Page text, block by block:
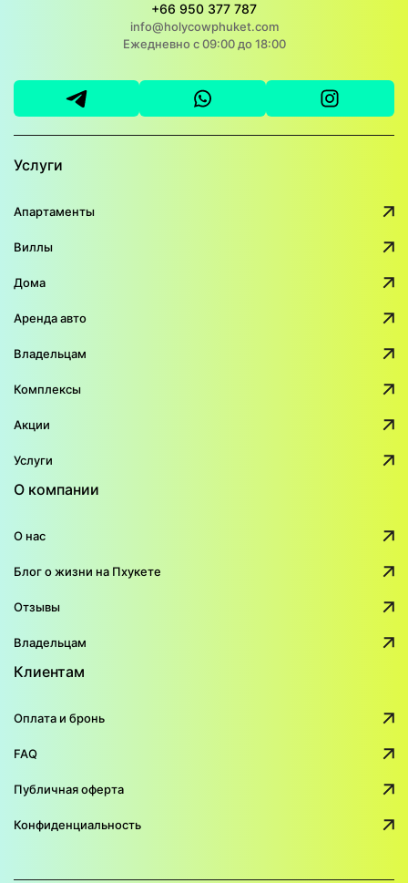
+66 950 377 787
info@holycowphuket.com
Ежедневно с 09:00 до 18:00
Услуги
Апартаменты
Виллы
Дома
Аренда авто
Владельцам
Комплексы
Акции
Услуги
О компании
О нас
Блог о жизни на Пхукете
Отзывы
Владельцам
Клиентам
Оплата и бронь
FAQ
Публичная оферта
Конфиденциальность